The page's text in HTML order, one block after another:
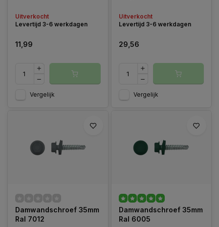
Uitverkocht
Levertijd 3-6 werkdagen
11,99
Vergelijk
Uitverkocht
Levertijd 3-6 werkdagen
29,56
Vergelijk
Damwandschroef 35mm
Ral 7012
Damwandschroef 35mm
Ral 6005